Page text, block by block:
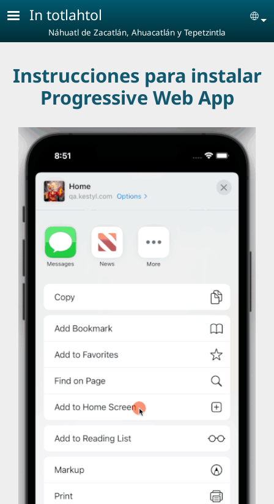
Pasar al contenido principal
In totlahtol
Náhuatl de Zacatlán, Ahuacatlán y Tepetzintla
Instrucciones para instalar
Progressive Web App